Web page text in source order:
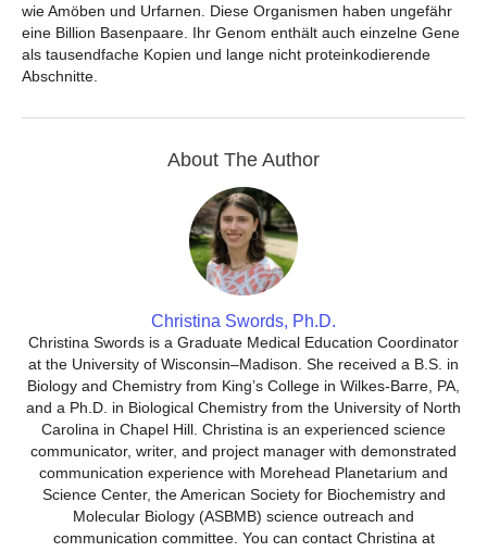
wie Amöben und Urfarnen. Diese Organismen haben ungefähr
eine Billion Basenpaare. Ihr Genom enthält auch einzelne Gene
als tausendfache Kopien und lange nicht proteinkodierende
Abschnitte.
About The Author
Christina Swords, Ph.D.
Christina Swords is a Graduate Medical Education Coordinator
at the University of Wisconsin–Madison. She received a B.S. in
Biology and Chemistry from King’s College in Wilkes-Barre, PA,
and a Ph.D. in Biological Chemistry from the University of North
Carolina in Chapel Hill. Christina is an experienced science
communicator, writer, and project manager with demonstrated
communication experience with Morehead Planetarium and
Science Center, the American Society for Biochemistry and
Molecular Biology (ASBMB) science outreach and
communication committee. You can contact Christina at